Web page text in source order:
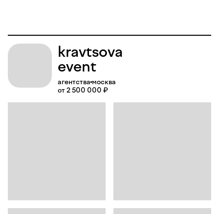
kravtsova
event
агентства москва
от 2 500 000 ₽